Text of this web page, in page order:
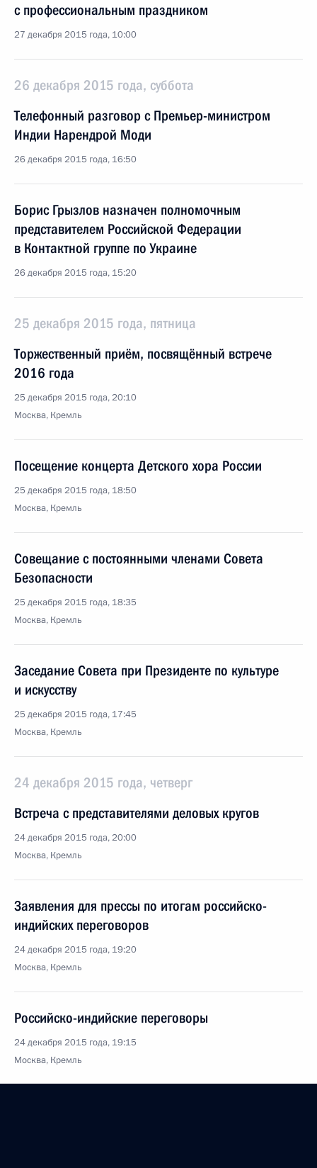
с профессиональным праздником
27 декабря 2015 года, 10:00
26 декабря 2015 года, суббота
Телефонный разговор с Премьер-министром
Индии Нарендрой Моди
26 декабря 2015 года, 16:50
Борис Грызлов назначен полномочным
представителем Российской Федерации
в Контактной группе по Украине
26 декабря 2015 года, 15:20
25 декабря 2015 года, пятница
Торжественный приём, посвящённый встрече
2016 года
25 декабря 2015 года, 20:10
Москва, Кремль
Посещение концерта Детского хора России
25 декабря 2015 года, 18:50
Москва, Кремль
Совещание с постоянными членами Совета
Безопасности
25 декабря 2015 года, 18:35
Москва, Кремль
Заседание Совета при Президенте по культуре
и искусству
25 декабря 2015 года, 17:45
Москва, Кремль
24 декабря 2015 года, четверг
Встреча с представителями деловых кругов
24 декабря 2015 года, 20:00
Москва, Кремль
Заявления для прессы по итогам российско-
индийских переговоров
24 декабря 2015 года, 19:20
Москва, Кремль
Российско-индийские переговоры
24 декабря 2015 года, 19:15
Москва, Кремль